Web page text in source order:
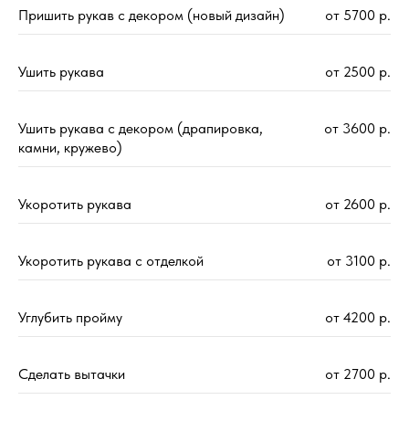
Пришить рукав с декором (новый дизайн) от 5700 р.
Ушить рукава от 2500 р.
Ушить рукава с декором (драпировка,
камни, кружево)
от 3600 р.
Укоротить рукава от 2600 р.
Укоротить рукава с отделкой от 3100 р.
Углубить пройму от 4200 р.
Сделать вытачки от 2700 р.